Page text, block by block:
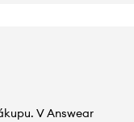
V Answear